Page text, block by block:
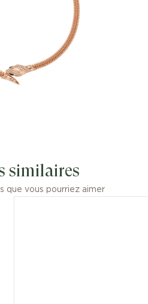
Serpenti en or
de petites perles
assemblées pour
impression de
attrait tactile à la
ainsi que d’une tête
similaires
que vous pourriez aimer